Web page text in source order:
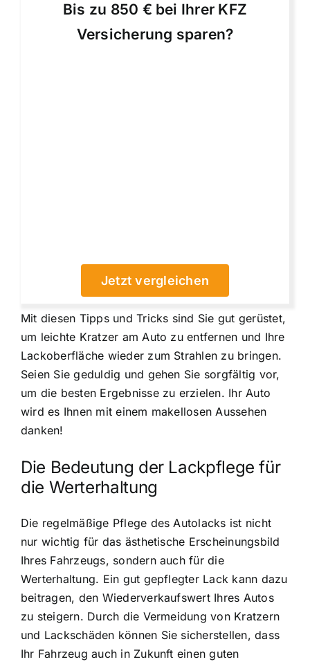
Bis zu 850 € bei Ihrer KFZ
Versicherung sparen?
Jetzt vergleichen
Mit diesen Tipps und Tricks sind Sie gut gerüstet,
um leichte Kratzer am Auto zu entfernen und Ihre
Lackoberfläche wieder zum Strahlen zu bringen.
Seien Sie geduldig und gehen Sie sorgfältig vor,
um die besten Ergebnisse zu erzielen. Ihr Auto
wird es Ihnen mit einem makellosen Aussehen
danken!
Die Bedeutung der Lackpflege für
die Werterhaltung
Die regelmäßige Pflege des Autolacks ist nicht
nur wichtig für das ästhetische Erscheinungsbild
Ihres Fahrzeugs, sondern auch für die
Werterhaltung. Ein gut gepflegter Lack kann dazu
beitragen, den Wiederverkaufswert Ihres Autos
zu steigern. Durch die Vermeidung von Kratzern
und Lackschäden können Sie sicherstellen, dass
Ihr Fahrzeug auch in Zukunft einen guten